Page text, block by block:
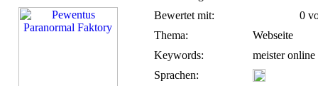
Bewertet mit:
0
Thema:
Webseite
Keywords:
meister
Sprachen: